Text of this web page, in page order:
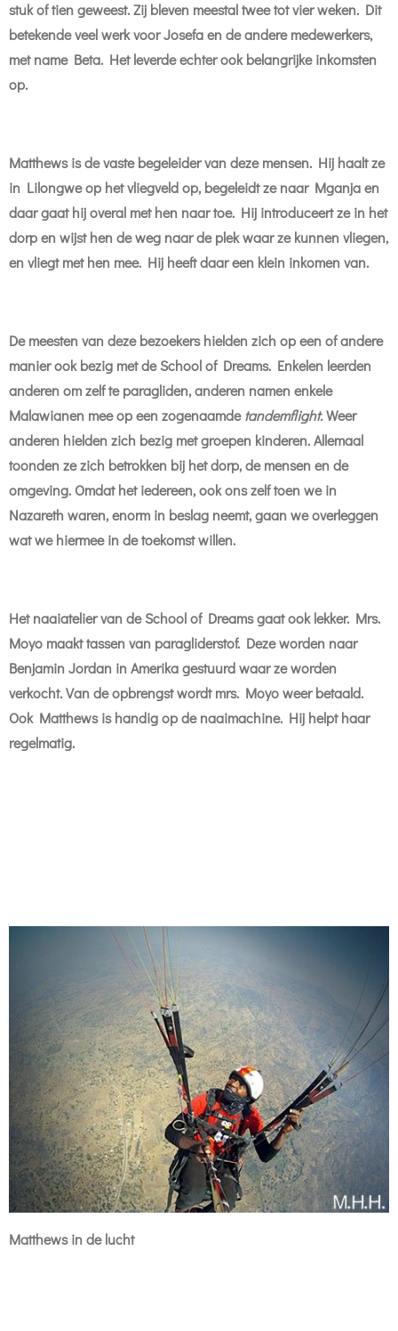
stuk of tien geweest. Zij bleven meestal twee tot vier weken. Dit
betekende veel werk voor Josefa en de andere medewerkers,
met name Beta. Het leverde echter ook belangrijke inkomsten
op.
Matthews is de vaste begeleider van deze mensen. Hij haalt ze
in Lilongwe op het vliegveld op, begeleidt ze naar Mganja en
daar gaat hij overal met hen naar toe. Hij introduceert ze in het
dorp en wijst hen de weg naar de plek waar ze kunnen vliegen,
en vliegt met hen mee. Hij heeft daar een klein inkomen van.
De meesten van deze bezoekers hielden zich op een of andere
manier ook bezig met de School of Dreams. Enkelen leerden
anderen om zelf te paragliden, anderen namen enkele
Malawianen mee op een zogenaamdetandemflight.Weer
anderen hielden zich bezig met groepen kinderen. Allemaal
toonden ze zich betrokken bij het dorp, de mensen en de
omgeving. Omdat het iedereen, ook ons zelf toen we in
Nazareth waren, enorm in beslag neemt, gaan we overleggen
wat we hiermee in de toekomst willen.
Het naaiatelier van de School of Dreams gaat ook lekker. Mrs.
Moyo maakt tassen van paragliderstof. Deze worden naar
Benjamin Jordan in Amerika gestuurd waar ze worden
verkocht. Van de opbrengst wordt mrs. Moyo weer betaald.
Ook Matthews is handig op de naaimachine. Hij helpt haar
regelmatig.
Matthews in de lucht